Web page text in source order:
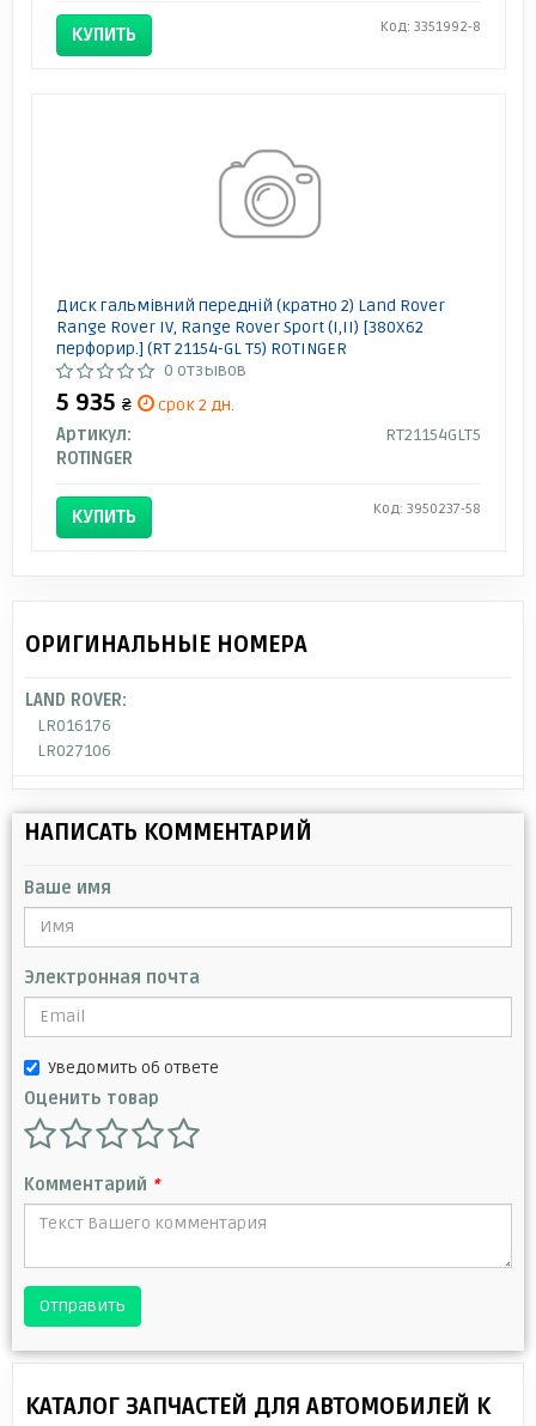
КУПИТЬ Код: 3351992-8
Диск гальмівний передній (кратно 2) Land Rover
Range Rover IV, Range Rover Sport (I,II) [380X62
перфорир.] (RT 21154-GL T5) ROTINGER
0 отзывов
5 935 ₴
срок 2 дн.
Артикул:
RT21154GLT5
ROTINGER
КУПИТЬ Код: 3950237-58
ОРИГИНАЛЬНЫЕ НОМЕРА
LAND ROVER:
LR016176
LR027106
НАПИСАТЬ КОММЕНТАРИЙ
Ваше имя
Электронная почта
Уведомить об ответе
Оценить товар
Комментарий *
Отправить
КАТАЛОГ ЗАПЧАСТЕЙ ДЛЯ АВТОМОБИЛЕЙ К